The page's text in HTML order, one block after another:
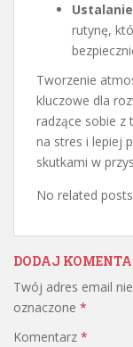
rutynę,
Tworzenie
kluczowe dla
radzące sobie z
na stres i lepiej
skutkami w
No related
DODAJ
Twój adres email
oznaczone *
Komentarz *